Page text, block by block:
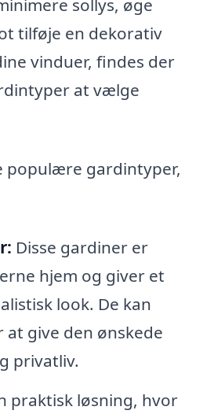
sollys, øge
tilføje en dekorativ
vinduer, findes der
at vælge
populære gardintyper,
Disse gardiner er
hjem og giver et
look. De kan
at give den ønskede
privatliv.
praktisk løsning, hvor